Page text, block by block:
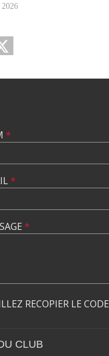
*
*
*
RECOPIER LE CODE
CLUB